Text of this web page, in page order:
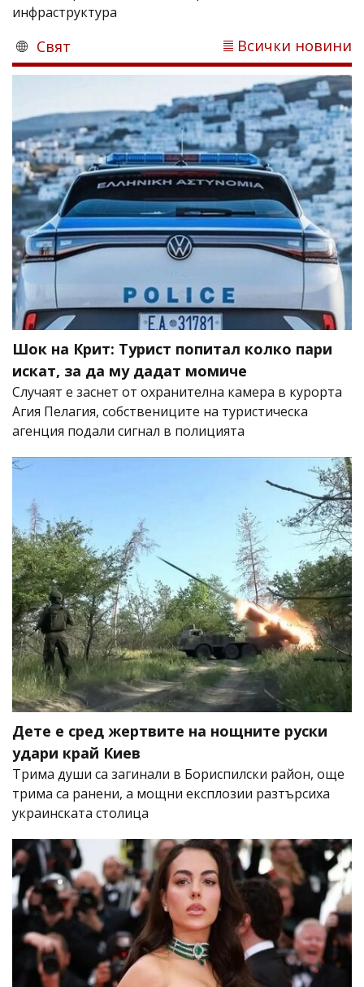
инфраструктура
Свят Всички новини
Шок на Крит: Турист попитал колко пари
искат, за да му дадат момиче
Случаят е заснет от охранителна камера в курорта
Агия Пелагия, собствениците на туристическа
агенция подали сигнал в полицията
Дете е сред жертвите на нощните руски
удари край Киев
Трима души са загинали в Бориспилски район, още
трима са ранени, а мощни експлозии разтърсиха
украинската столица